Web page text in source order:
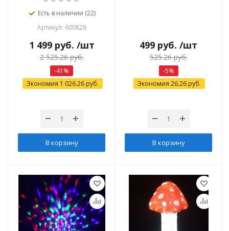
Есть в наличии (22)
Артикул: 600828
1 499руб. /шт
2 525.26руб.
-41 %
Экономия 1 026.26руб.
В корзину
499 руб. /шт
525.26руб.
-5%
Экономия 26.26 руб.
В корзину